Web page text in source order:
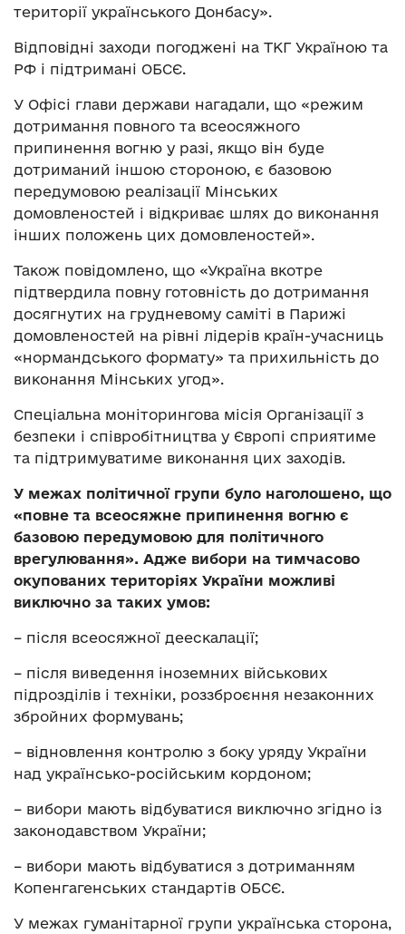
території українського Донбасу».
Відповідні заходи погоджені на ТКГ Україною та
РФ і підтримані ОБСЄ.
У Офісі глави держави нагадали, що «режим
дотримання повного та всеосяжного
припинення вогню у разі, якщо він буде
дотриманий іншою стороною, є базовою
передумовою реалізації Мінських
домовленостей і відкриває шлях до виконання
інших положень цих домовленостей».
Також повідомлено, що «Україна вкотре
підтвердила повну готовність до дотримання
досягнутих на грудневому саміті в Парижі
домовленостей на рівні лідерів країн-учасниць
«нормандського формату» та прихильність до
виконання Мінських угод».
Спеціальна моніторингова місія Організації з
безпеки і співробітництва у Європі сприятиме
та підтримуватиме виконання цих заходів.
У межах політичної групи було наголошено, що
«повне та всеосяжне припинення вогню є
базовою передумовою для політичного
врегулювання». Адже вибори на тимчасово
окупованих територіях України можливі
виключно за таких умов:
– після всеосяжної деескалації;
– після виведення іноземних військових
підрозділів і техніки, роззброєння незаконних
збройних формувань;
– відновлення контролю з боку уряду України
над українсько-російським кордоном;
– вибори мають відбуватися виключно згідно із
законодавством України;
– вибори мають відбуватися з дотриманням
Копенгагенських стандартів ОБСЄ.
У межах гуманітарної групи українська сторона,